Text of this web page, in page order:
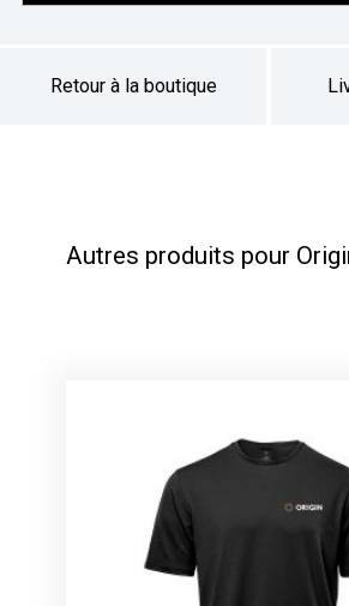
Retour à la boutique
Autres produits pour